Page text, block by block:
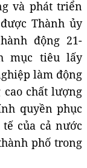
và phát triển
Thành ủy
động 21-
mục tiêu lấy
làm động
chất lượng
quyền phục
của cả nước
phố trong